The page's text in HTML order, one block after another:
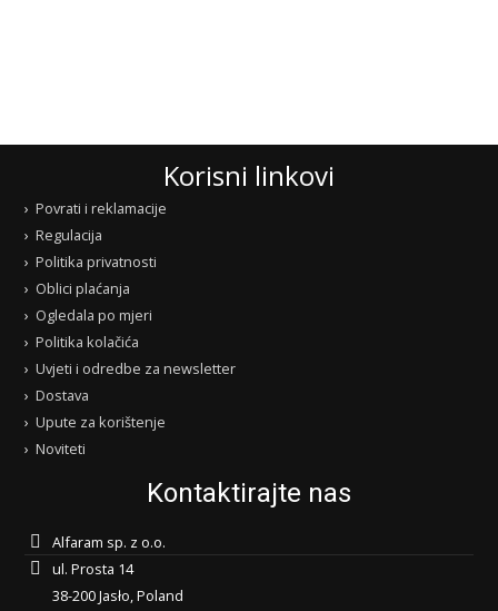
Korisni linkovi
Povrati i reklamacije
Regulacija
Politika privatnosti
Oblici plaćanja
Ogledala po mjeri
Politika kolačića
Uvjeti i odredbe za newsletter
Dostava
Upute za korištenje
Noviteti
Kontaktirajte nas
Alfaram sp. z o.o.
ul. Prosta 14
38-200 Jasło, Poland